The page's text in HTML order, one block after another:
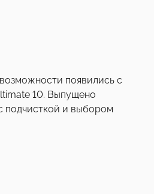
появились с
10. Выпущено
подчисткой и выбором